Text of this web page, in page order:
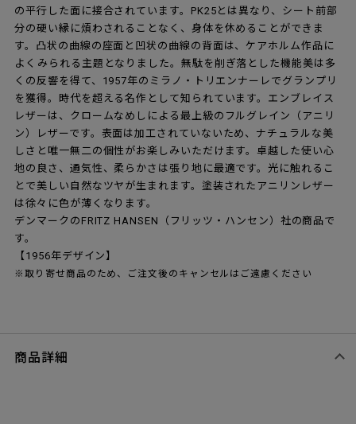
の平行した面に接合されています。PK25とは異なり、シート前部
分の硬い縁に煩わされることなく、身体を休めることができま
す。凸状の曲線の座面と凹状の曲線の背面は、ケアホルム作品に
よくみられる主題となりました。無駄を削ぎ落とした機能美は多
くの反響を得て、1957年のミラノ・トリエンナーレでグランプリ
を獲得。時代を超える名作として知られています。エンブレイス
レザーは、クロームなめしによる最上級のフルグレイン（アニリ
ン）レザーです。表面は加工されていないため、ナチュラルな美
しさと唯一無二の個性がお楽しみいただけます。卓越した使い心
地の良さ、通気性、柔らかさは張り地に最適です。光に触れるこ
とで美しい自然なツヤが生まれます。塗装されたアニリンレザー
は徐々に色が薄くなります。
デンマークのFRITZ HANSEN（フリッツ・ハンセン）社の商品で
す。
【1956年デザイン】
※取り寄せ商品のため、ご注文後のキャンセルはご遠慮ください
商品詳細